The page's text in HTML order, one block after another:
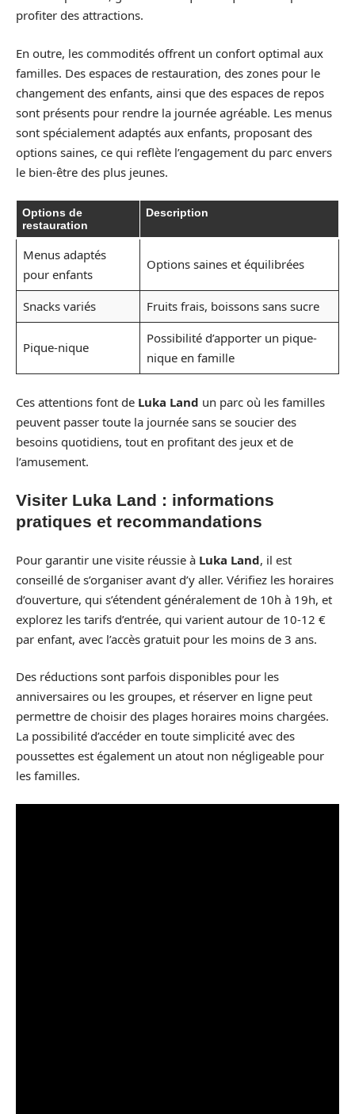
profiter des attractions.
En outre, les commodités offrent un confort optimal aux
familles. Des espaces de restauration, des zones pour le
changement des enfants, ainsi que des espaces de repos
sont présents pour rendre la journée agréable. Les menus
sont spécialement adaptés aux enfants, proposant des
options saines, ce qui reflète l’engagement du parc envers
le bien-être des plus jeunes.
Options de
restauration
Description
Menus adaptés
pour enfants
Options saines et équilibrées
Snacks variés Fruits frais, boissons sans sucre
Pique-nique
Possibilité d’apporter un pique-
nique en famille
Ces attentions font de Luka Land un parc où les familles
peuvent passer toute la journée sans se soucier des
besoins quotidiens, tout en profitant des jeux et de
l’amusement.
Visiter Luka Land : informations
pratiques et recommandations
Pour garantir une visite réussie à Luka Land, il est
conseillé de s’organiser avant d’y aller. Vérifiez les horaires
d’ouverture, qui s’étendent généralement de 10h à 19h, et
explorez les tarifs d’entrée, qui varient autour de 10-12 €
par enfant, avec l’accès gratuit pour les moins de 3 ans.
Des réductions sont parfois disponibles pour les
anniversaires ou les groupes, et réserver en ligne peut
permettre de choisir des plages horaires moins chargées.
La possibilité d’accéder en toute simplicité avec des
poussettes est également un atout non négligeable pour
les familles.